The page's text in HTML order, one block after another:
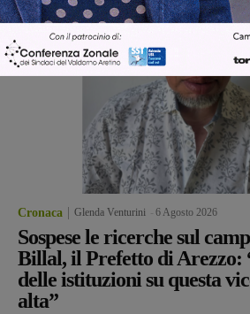
Cronaca Glenda Venturini 6 Agosto 2026
Sospese le ricerche sul
Billal, il Prefetto di Arezzo:
delle istituzioni su questa
alta”